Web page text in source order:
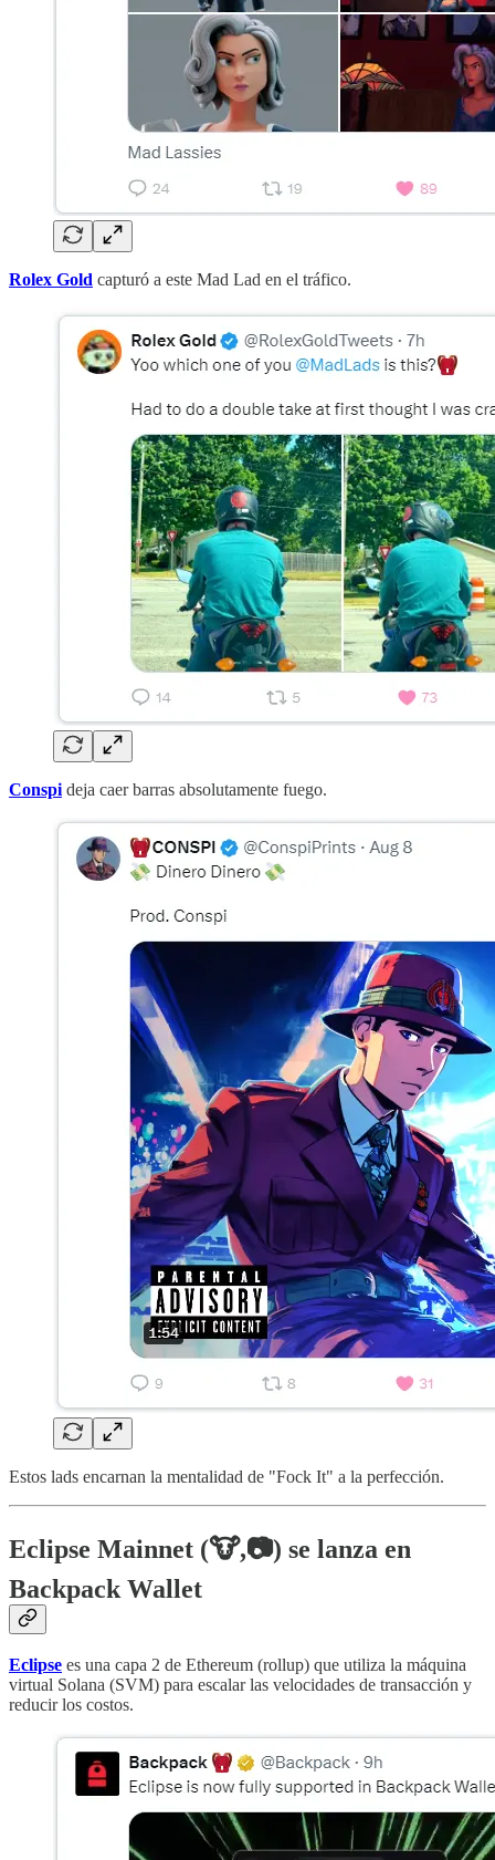
Rolex Gold capturó a este Mad Lad en el tráfico.
Conspi deja caer barras absolutamente fuego.
Estos lads encarnan la mentalidad de "Fock It" a la perfección.
Eclipse Mainnet (🐮,📷) se lanza en
Backpack Wallet
Eclipse es una capa 2 de Ethereum (rollup) que utiliza la máquina
virtual Solana (SVM) para escalar las velocidades de transacción y
reducir los costos.